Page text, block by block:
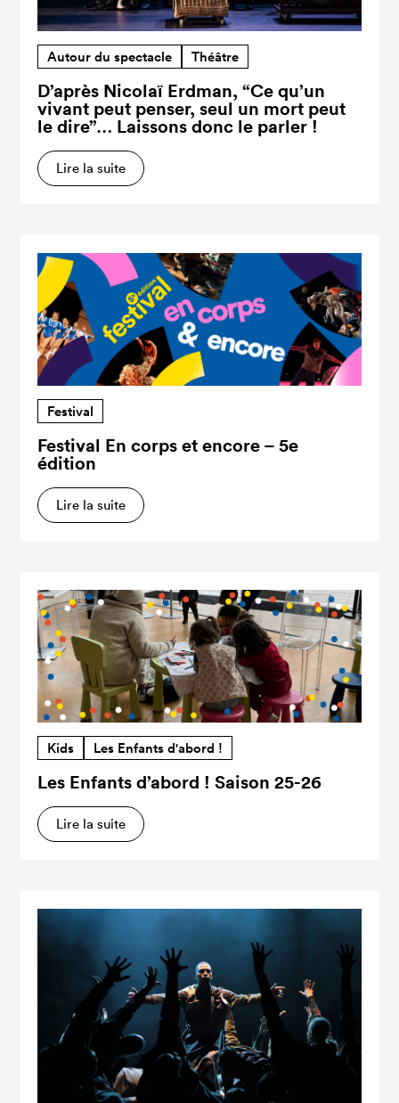
Autour du spectacle Théâtre
D’après Nicolaï Erdman, “Ce qu’un
vivant peut penser, seul un mort peut
le dire”… Laissons donc le parler !
Lire la suite
Festival
Festival En corps et encore – 5e
édition
Lire la suite
Kids Les Enfants d'abord !
Les Enfants d’abord ! Saison 25-26
Lire la suite